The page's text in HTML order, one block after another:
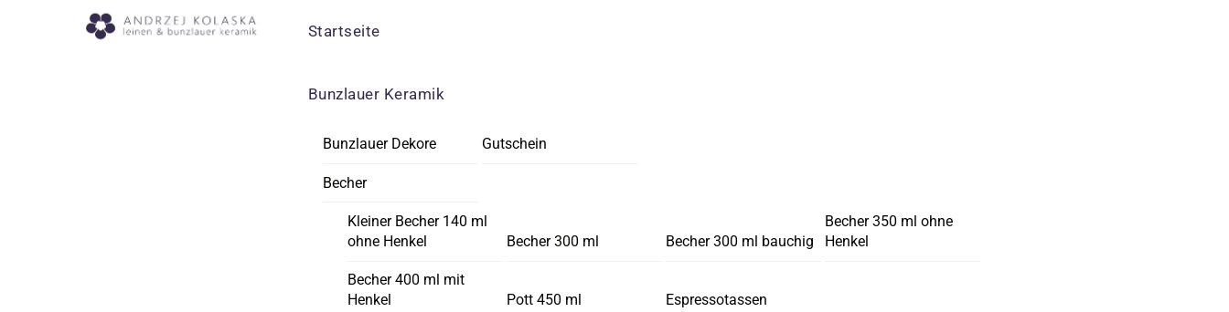
Menu
Startseite
Bunzlauer Keramik
Bunzlauer Dekore Gutschein
Becher
Kleiner Becher 140 ml
ohne Henkel
Becher 300 ml Becher 300 ml bauchig
Becher 350 ml ohne
Henkel
Becher 400 ml mit
Henkel
Pott 450 ml Espressotassen